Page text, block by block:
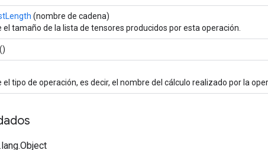
(nombre de cadena)
el tamaño de la lista de tensores producidos por esta operación.
()
el tipo de operación, es decir, el nombre del cálculo realizado por la